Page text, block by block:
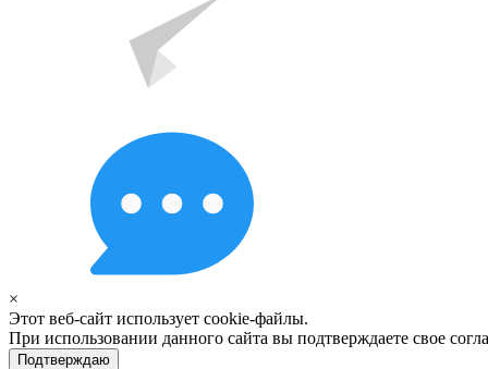
×
Этот веб-сайт использует cookie-файлы.
При использовании данного сайта вы подтверждаете свое
Подтверждаю